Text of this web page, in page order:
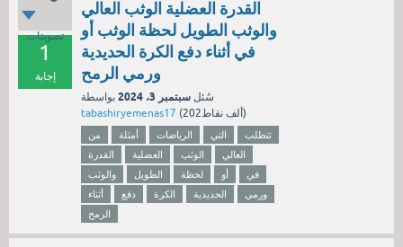
تصويتات
1
إجابة
القدرة العضلية الوثب العالي
والوثب الطويل لحظة الوثب أو
في أثناء دفع الكرة الحديدية
ورمي الرمح
سُئل سبتمبر 3، 2024
بواسطة
tabashiryemenas17 ( 202ألف نقاط)
من أمثلة الرياضات التي
تتطلب
القدرة
العضلية الوثب
العالي
والوثب
الطويل لحظة أو
في
أثناء
دفع الكرة الحديدية
ورمي
الرمح